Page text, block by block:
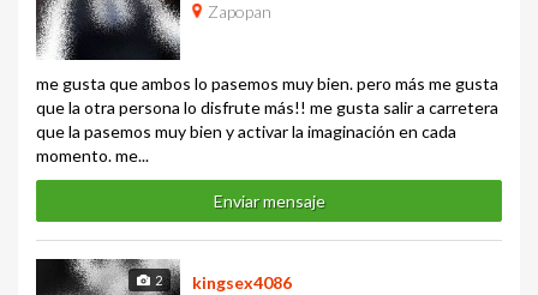
Zapopan
me gusta que ambos lo pasemos muy bien. pero más me gusta
que la otra persona lo disfrute más!! me gusta salir a carretera
que la pasemos muy bien y activar la imaginación en cada
momento. me...
Enviar mensaje
2
kingsex4086